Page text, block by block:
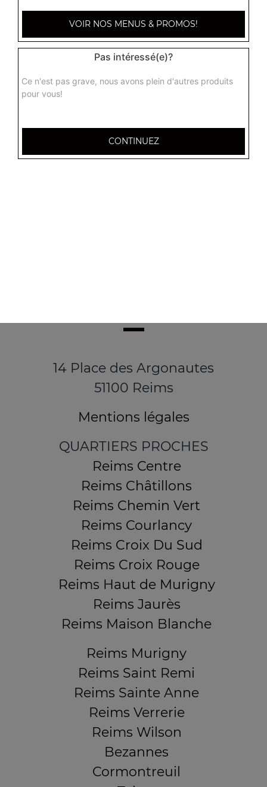
14 Place des Argonautes
51100 Reims
Mentions légales
QUARTIERS PROCHES
Reims Centre
Reims Châtillons
Reims Chemin Vert
Reims Courlancy
Reims Croix Du Sud
Reims Croix Rouge
Reims Haut de Murigny
Reims Jaurès
Reims Maison Blanche
Reims Murigny
Reims Saint Remi
Reims Sainte Anne
Reims Verrerie
Reims Wilson
Bezannes
Cormontreuil
VOIR NOS MENUS & PROMOS!
Pas intéressé(e)?
Ce n'est pas grave, nous avons plein d'autres produits
pour vous!
CONTINUEZ